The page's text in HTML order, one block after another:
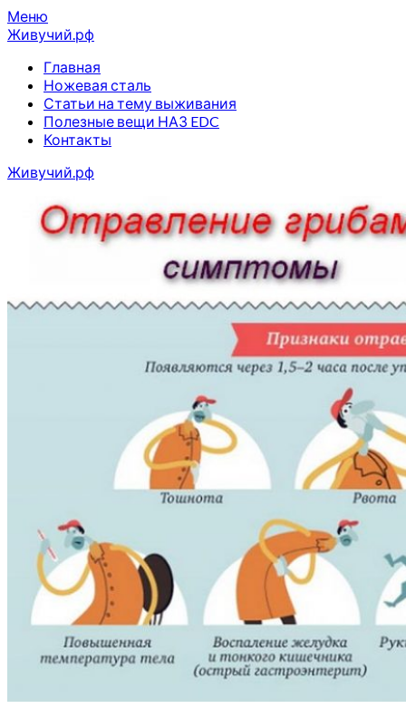
Перейти
к
Меню
Живучий.рф
Главная
Ножевая сталь
Статьи на тему выживания
Полезные вещи НАЗ EDC
Контакты
Живучий.рф